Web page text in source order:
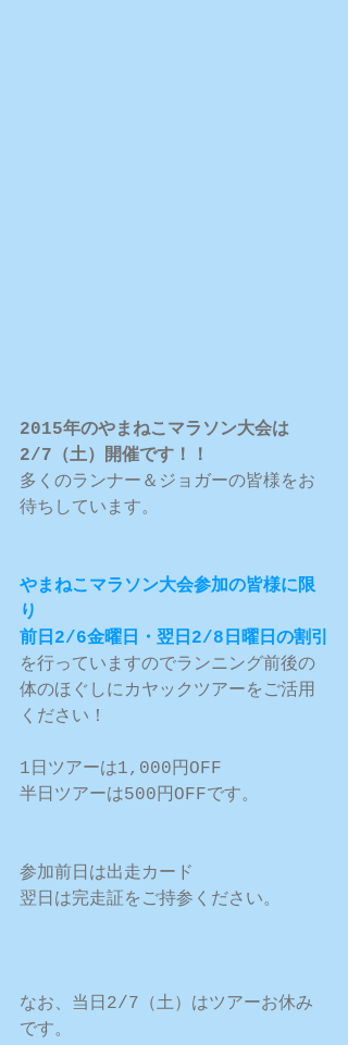
2015年のやまねこマラソン大会は
2/7（土）開催です！！
多くのランナー＆ジョガーの皆様をお
待ちしています。
やまねこマラソン大会参加の皆様に限
り
前日2/6金曜日・翌日2/8日曜日の割引
を行っていますのでランニング前後の
体のほぐしにカヤックツアーをご活用
ください！
1日ツアーは1,000円OFF
半日ツアーは500円OFFです。
参加前日は出走カード
翌日は完走証をご持参ください。
なお、当日2/7（土）はツアーお休み
です。